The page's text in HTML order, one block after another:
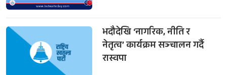
भदौदेखि ‘नागरिक, नीति र
नेतृत्व’ कार्यक्रम सञ्चालन गर्दै
रास्वपा